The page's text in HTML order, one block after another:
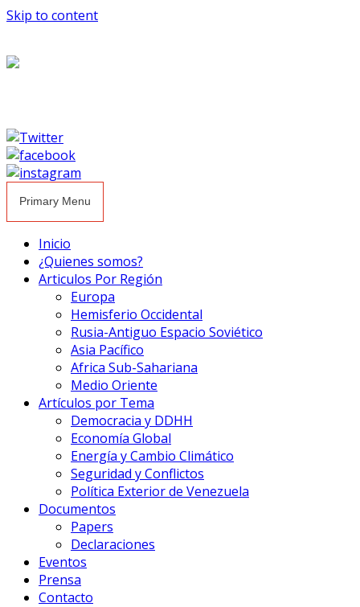
Skip to content
Primary Menu
Inicio
¿Quienes somos?
Articulos Por Región
Europa
Hemisferio Occidental
Rusia-Antiguo Espacio Soviético
Asia Pacífico
Africa Sub-Sahariana
Medio Oriente
Artículos por Tema
Democracia y DDHH
Economía Global
Energía y Cambio Climático
Seguridad y Conflictos
Política Exterior de Venezuela
Documentos
Papers
Declaraciones
Eventos
Prensa
Contacto